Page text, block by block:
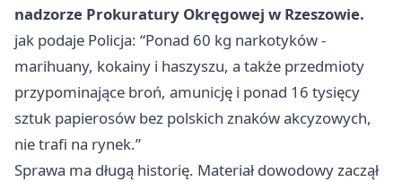
nadzorze Prokuratury Okręgowej w Rzeszowie.
jak podaje Policja: “Ponad 60 kg narkotyków -
marihuany, kokainy i haszyszu, a także przedmioty
przypominające broń, amunicję i ponad 16 tysięcy
sztuk papierosów bez polskich znaków akcyzowych,
nie trafi na rynek.”
Sprawa ma długą historię. Materiał dowodowy zaczął